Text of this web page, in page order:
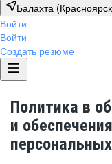
Балахта
Войти
Войти
Создать резюме
Политика в
и